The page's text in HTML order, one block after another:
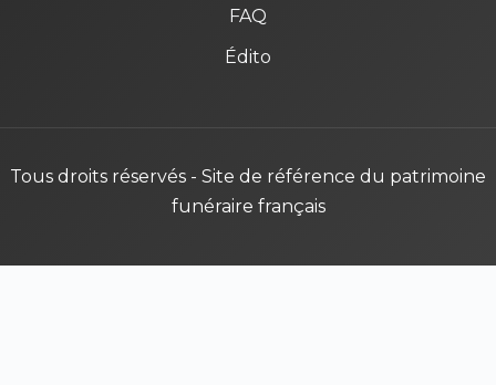
FAQ
Édito
Tous droits réservés - Site de référence du patrimoine
funéraire français